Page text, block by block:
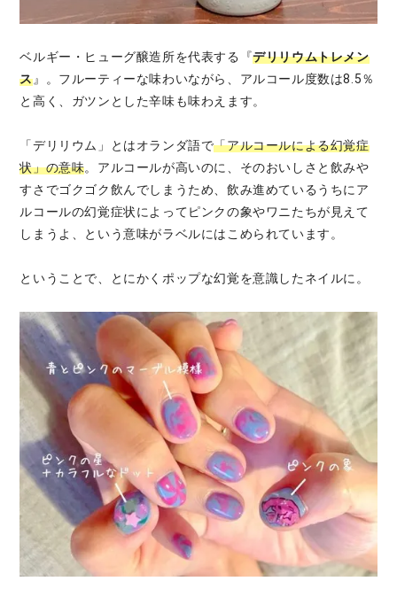
ベルギー・ヒューグ醸造所を代表する『デリリウムトレメン
ス』。フルーティーな味わいながら、アルコール度数は8.5％
と高く、ガツンとした辛味も味わえます。
「デリリウム」とはオランダ語で「アルコールによる幻覚症
状」の意味。アルコールが高いのに、そのおいしさと飲みや
すさでゴクゴク飲んでしまうため、飲み進めているうちにア
ルコールの幻覚症状によってピンクの象やワニたちが見えて
しまうよ、という意味がラベルにはこめられています。
ということで、とにかくポップな幻覚を意識したネイルに。